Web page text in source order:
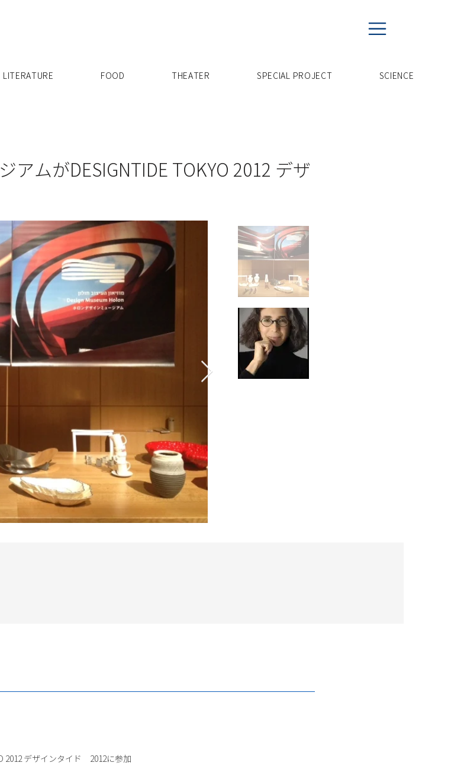
LITERATURE FOOD THEATER SPECIAL PROJECT ​SCIENCE
アムがDESIGNTIDE TOKYO 2012 デザ
2012 デザインタイド 2012に参加